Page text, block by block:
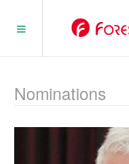
Nominations